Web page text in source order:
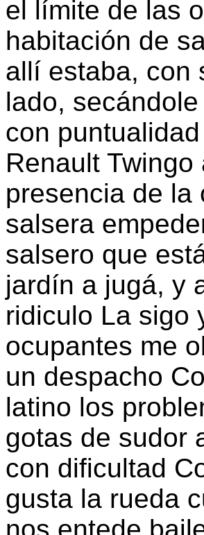
el límite de las
habitación de
allí estaba, con
lado,
con
Renault
presencia de la
salsera
salsero que
jardín a jugá, y
ridiculo La sigo
ocupantes me
un despacho
latino los
gotas de sudor
con dificultad
gusta la rueda